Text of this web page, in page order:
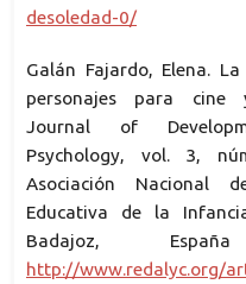
desoledad-0/
Galán Fajardo, Elena.
personajes para cine
Journal of
Psychology, vol. 3,
Asociación Nacional
Educativa de la
Badajoz,
http://www.redalyc.org/